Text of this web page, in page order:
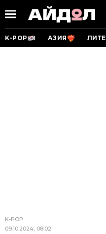
K-POP АЗИЯ
K-POP
09.10.2024, 08:02